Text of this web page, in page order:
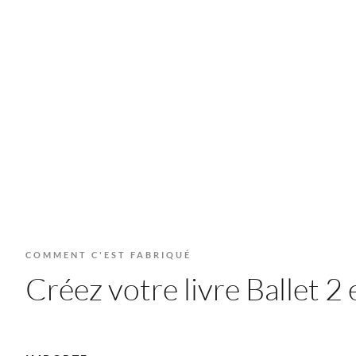
COMMENT C'EST FABRIQUÉ
Créez votre livre Ballet 2